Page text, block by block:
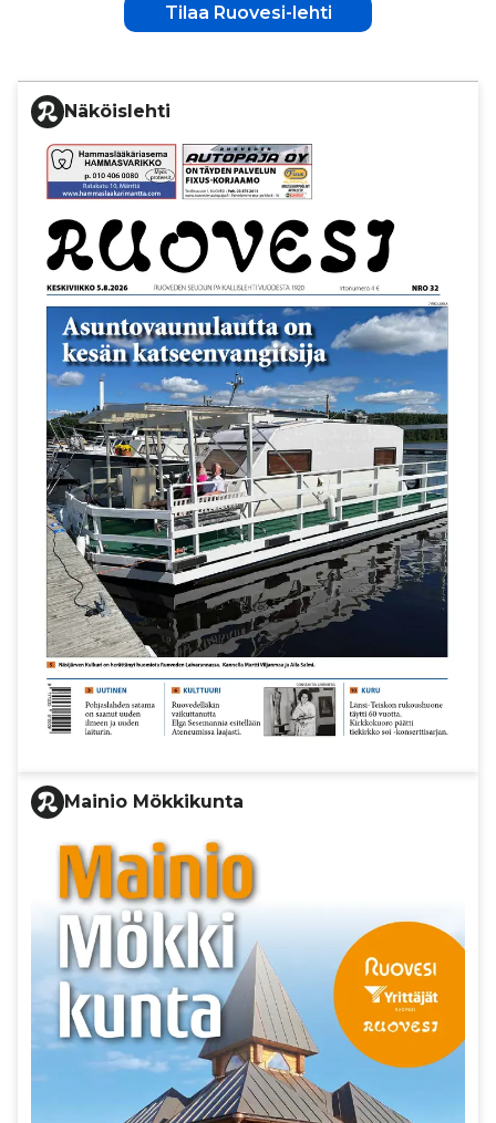
Tilaa Ruovesi-lehti
Näköislehti
Mainio Mökkikunta